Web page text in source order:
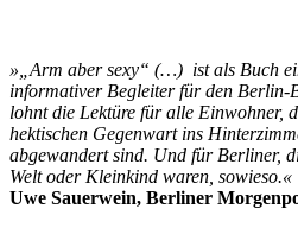
»„Arm aber sexy“ (…) ist als Buch
informativer Begleiter für den Berlin-
lohnt die Lektüre für alle Einwohner,
hektischen Gegenwart ins
abgewandert sind. Und für Berliner,
Welt oder Kleinkind waren, sowieso.«
Uwe Sauerwein, Berliner